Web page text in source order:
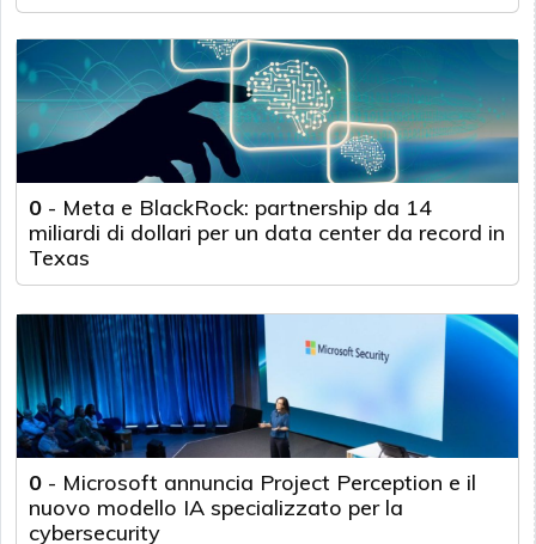
0 - Meta e BlackRock: partnership da 14
miliardi di dollari per un data center da record in
Texas
0 - Microsoft annuncia Project Perception e il
nuovo modello IA specializzato per la
cybersecurity